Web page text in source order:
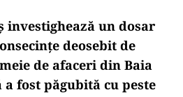
investighează un dosar
deosebit de
de afaceri din Baia
fost păgubită cu peste